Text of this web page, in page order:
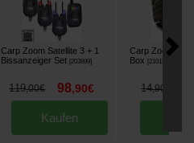
Carp Zoom Satellite 3 + 1
Bissanzeiger Set [203899]
119,00€ 98,90€
Kaufen
Carp Zoom
Box
[210154
14,90